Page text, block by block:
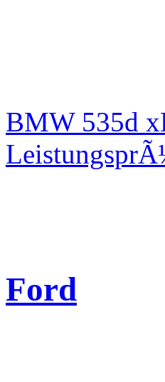
BMW 535d
Ford